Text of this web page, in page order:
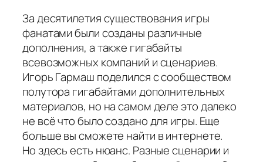
За десятилетия существования игры
фанатами были созданы различные
дополнения, а также гигабайты
всевозможных компаний и сценариев.
Игорь Гармаш поделился с сообществом
полутора гигабайтами дополнительных
материалов, но на самом деле это далеко
не всё что было создано для игры. Еще
больше вы сможете найти в интернете.
Но здесь есть нюанс. Разные сценарии и